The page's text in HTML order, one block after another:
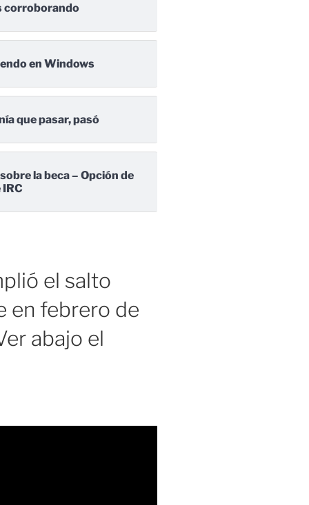
corroborando
en Windows
que pasar, pasó
la beca – Opción de
el salto
en febrero de
abajo el